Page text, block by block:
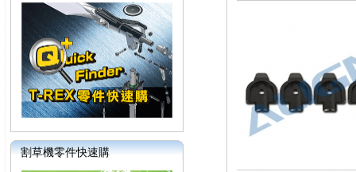
割草機零件快速購